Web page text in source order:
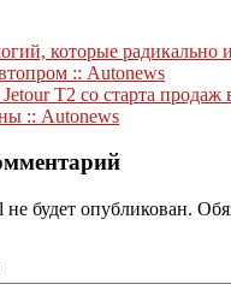
которые радикально
:: Autonews
T2 со старта продаж
:: Autonews
будет опубликован.